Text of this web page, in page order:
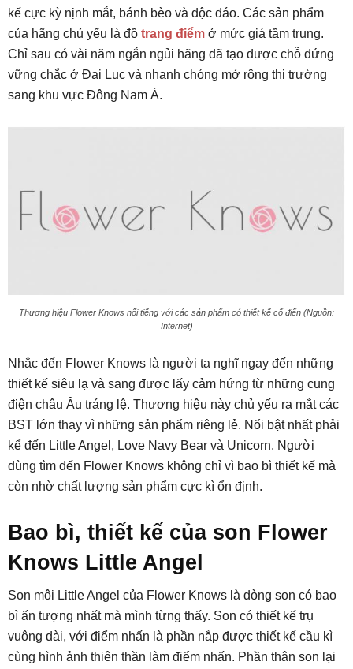
kế cực kỳ nịnh mắt, bánh bèo và độc đáo. Các sản phẩm
của hãng chủ yếu là đồ trang điểm ở mức giá tầm trung.
Chỉ sau có vài năm ngắn ngủi hãng đã tạo được chỗ đứng
vững chắc ở Đại Lục và nhanh chóng mở rộng thị trường
sang khu vực Đông Nam Á.
Thương hiệu Flower Knows nổi tiếng với các sản phẩm có thiết kế cổ điển (Nguồn:
Internet)
Nhắc đến Flower Knows là người ta nghĩ ngay đến những
thiết kế siêu lạ và sang được lấy cảm hứng từ những cung
điện châu Âu tráng lệ. Thương hiệu này chủ yếu ra mắt các
BST lớn thay vì những sản phẩm riêng lẻ. Nổi bật nhất phải
kể đến Little Angel, Love Navy Bear và Unicorn. Người
dùng tìm đến Flower Knows không chỉ vì bao bì thiết kế mà
còn nhờ chất lượng sản phẩm cực kì ổn định.
Bao bì, thiết kế của son Flower
Knows Little Angel
Son môi Little Angel của Flower Knows là dòng son có bao
bì ấn tượng nhất mà mình từng thấy. Son có thiết kế trụ
vuông dài, với điểm nhấn là phần nắp được thiết kế cầu kì
cùng hình ảnh thiên thần làm điểm nhấn. Phần thân son lại